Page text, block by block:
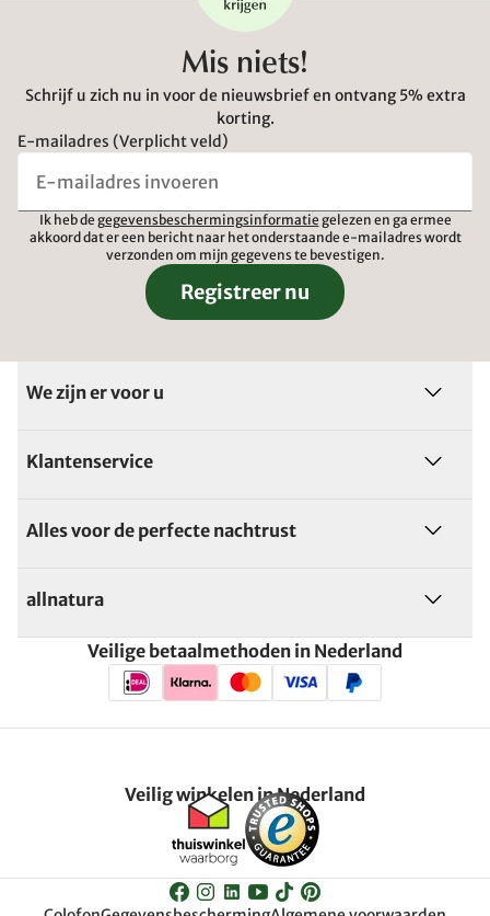
Mis niets!
Schrijf u zich nu in voor de nieuwsbrief en ontvang 5% extra
korting.
E-mailadres (Verplicht veld)
Ik heb de gegevensbeschermingsinformatie gelezen en ga ermee
akkoord dat er een bericht naar het onderstaande e-mailadres wordt
verzonden om mijn gegevens te bevestigen.
Registreer nu
We zijn er voor u
Klantenservice
Alles voor de perfecte nachtrust
allnatura
Veilige betaalmethoden in Nederland
Veilig winkelen in Nederland